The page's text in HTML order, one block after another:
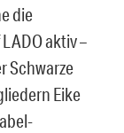
die
aktiv –
Schwarze
Eike